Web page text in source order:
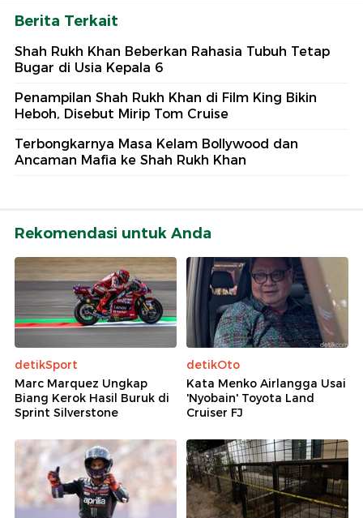
Berita Terkait
Shah Rukh Khan Beberkan Rahasia Tubuh Tetap
Bugar di Usia Kepala 6
Penampilan Shah Rukh Khan di Film King Bikin
Heboh, Disebut Mirip Tom Cruise
Terbongkarnya Masa Kelam Bollywood dan
Ancaman Mafia ke Shah Rukh Khan
Rekomendasi untuk Anda
detikSport
Marc Marquez Ungkap
Biang Kerok Hasil Buruk di
Sprint Silverstone
detikOto
Kata Menko Airlangga Usai
'Nyobain' Toyota Land
Cruiser FJ